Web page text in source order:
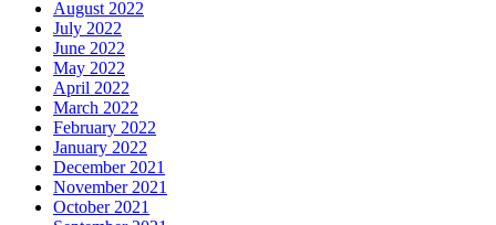
August 2022
July 2022
June 2022
May 2022
April 2022
March 2022
February 2022
January 2022
December 2021
November 2021
October 2021